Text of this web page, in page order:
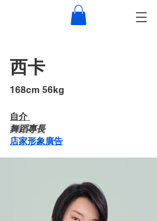
西卡
​168cm 56kg
自介 ​
​舞蹈專長
店家形象廣告